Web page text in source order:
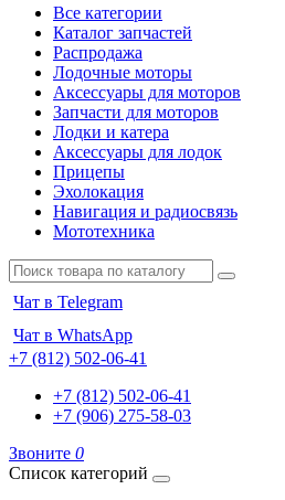
Все категории
Каталог запчастей
Распродажа
Лодочные моторы
Аксессуары для моторов
Запчасти для моторов
Лодки и катера
Аксессуары для лодок
Прицепы
Эхолокация
Навигация и радиосвязь
Мототехника
Чат в Telegram
Чат в WhatsApp
+7 (812) 502-06-41
+7 (812) 502-06-41
+7 (906) 275-58-03
Звоните 0
Список категорий